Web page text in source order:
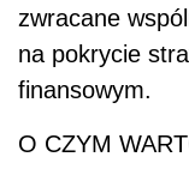
zwracane
na pokrycie
finansowym.
O CZYM